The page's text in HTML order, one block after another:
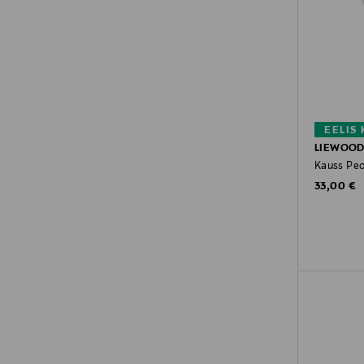
EELIS
LIEWOOD
Kauss
Original
33,00 €